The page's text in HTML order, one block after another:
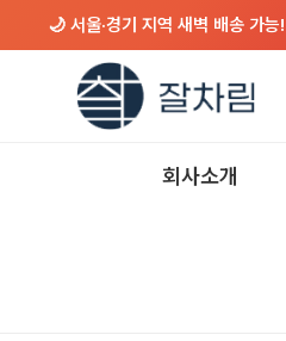
🌙 서울·경기 지역 새벽 배송 가능!
회사소개